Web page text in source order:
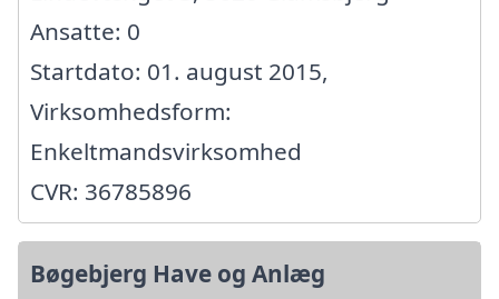
Ansatte: 0
Startdato: 01. august 2015,
Virksomhedsform:
Enkeltmandsvirksomhed
CVR: 36785896
Bøgebjerg Have og Anlæg